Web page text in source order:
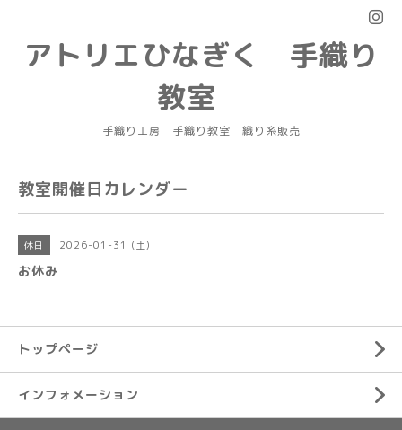
アトリエひなぎく 手織り
教室
手織り工房 手織り教室 織り糸販売
教室開催日カレンダー
休日 2026-01-31 (土)
お休み
トップページ
インフォメーション